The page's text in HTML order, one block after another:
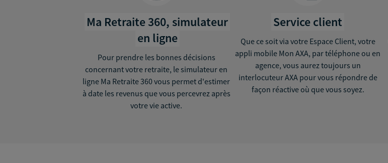
Ma Retraite 360, simulateur
en ligne
Pour prendre les bonnes décisions
concernant votre retraite, le simulateur en
ligne Ma Retraite 360 vous permet d'estimer
à date les revenus que vous percevrez après
votre vie active.
Service client
Que ce soit via votre Espace Client, votre
appli mobile Mon AXA, par téléphone ou en
agence, vous aurez toujours un
interlocuteur AXA pour vous répondre de
façon réactive où que vous soyez.